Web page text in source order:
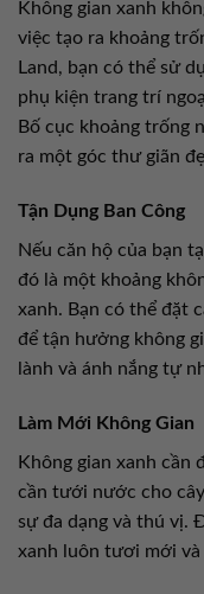
Không gian xanh
việc tạo ra khoảng
Land, bạn có thể sử
phụ kiện trang trí
Bố cục khoảng trống
ra một góc thư giãn
Tận Dụng Ban Công
Nếu căn hộ của bạn
đó là một khoảng
xanh. Bạn có thể đặt
để tận hưởng không
lành và ánh nắng tự
Làm Mới Không Gian
Không gian xanh cần
cần tưới nước cho
sự đa dạng và thú vị.
xanh luôn tươi mới và